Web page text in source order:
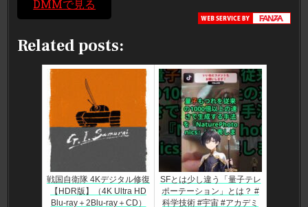
DMMで見る
Related posts:
戦国自衛隊 4Kデジタル修復
【HDR版】（4K Ultra HD
Blu-ray＋2Blu-ray＋CD）
SFとは少し違う「量子テレ
ポーテーション」とは？ #
科学技術 #宇宙 #アカデミ